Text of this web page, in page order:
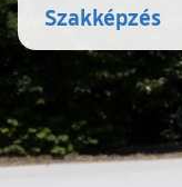
Szakképzés